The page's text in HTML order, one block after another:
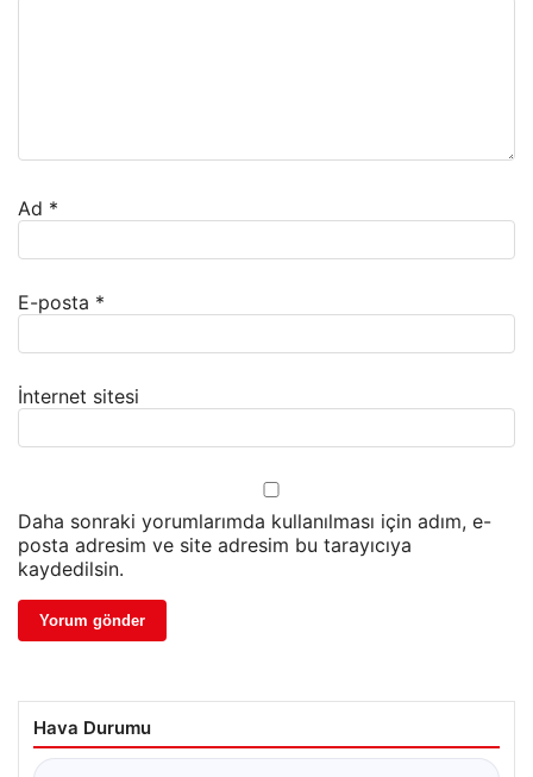
Ad *
E-posta *
İnternet sitesi
Daha sonraki yorumlarımda kullanılması için adım, e-
posta adresim ve site adresim bu tarayıcıya
kaydedilsin.
Hava Durumu